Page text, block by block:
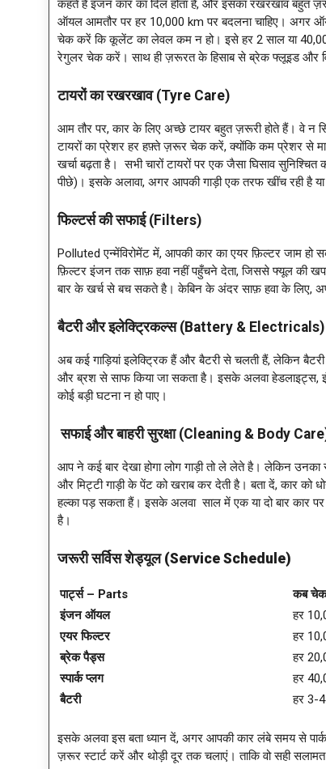
कहते है इंजन कार का दिल होता है, और इसका रखरखाव
ऑयल आमतौर पर हर 10,000 km पर बदलना चाहिए। अगर
चेक करें कि कूलेंट का लेवल कम न हो। इसे हर 2 साल या
रेगुलर चेक करें। साथ ही ज़रूरत के हिसाब से ब्रेक फ्लूइड और
टायरों का रखरखाव (Tyre Care)
आम तौर पर, कार के लिए अच्छे टायर बहुत ज़रूरी होते हैं। वे न
टायरों का प्रेशर हर हफ़्ते ज़रूर चेक करें, क्योंकि कम प्रेशर से
खर्चा बढ़ता है। सभी चारों टायरों पर एक जैसा घिसाव
पीछे)। इसके अलावा, अगर आपकी गाड़ी एक तरफ खींच रही है
फिल्टर्स की सफाई (Filters)
Polluted एन्मेंविरोमेंट में, आपकी कार का एयर फ़िल्टर जाम
फ़िल्टर इंजन तक साफ़ हवा नहीं पहुँचने देता, जिससे फ्यूल की
बार के खर्च से बच सकते है। केबिन के अंदर साफ़ हवा के लिए,
बैटरी और इलेक्ट्रिकल्स (Battery & Electricals)
अब कई गाड़ियां इलेक्ट्रिक हैं और बैटरी से चलती हैं, लेकिन
और ब्रश से साफ किया जा सकता है। इसके अलवा हेडलाइट्स,
कोई बड़ी घटना न हो पाए।
सफाई और बाहरी सुरक्षा (Cleaning & Body
आप ने कई बार देखा होगा लोग गाड़ी तो ले लेते है। लेकिन
और मिट्टी गाड़ी के पेंट को खराब कर देती है। बता दें, कार को
हल्का पड़ सकता हैं। इसके अलवा साल में एक या दो बार कार
है।
जरूरी सर्विस शेड्यूल (Service Schedule)
पार्ट्स – Parts
कब
इंजन ऑयल
हर
एयर फिल्टर
हर
ब्रेक पैड्स
हर
स्पार्क प्लग
हर
बैटरी
हर 3-
इसके अलवा इस बता ध्यान दें, अगर आपकी कार लंबे समय से
ज़रूर स्टार्ट करें और थोड़ी दूर तक चलाएं। ताकि वो सही